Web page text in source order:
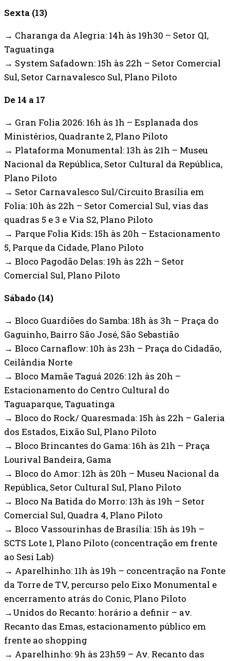
Sexta (13)
→ Charanga da Alegria: 14h às 19h30 – Setor QI,
Taguatinga
→ System Safadown: 15h às 22h – Setor Comercial
Sul, Setor Carnavalesco Sul, Plano Piloto
De 14 a 17
→ Gran Folia 2026: 16h às 1h – Esplanada dos
Ministérios, Quadrante 2, Plano Piloto
→ Plataforma Monumental: 13h às 21h – Museu
Nacional da República, Setor Cultural da República,
Plano Piloto
→ Setor Carnavalesco Sul/Circuito Brasília em
Folia: 10h às 22h – Setor Comercial Sul, vias das
quadras 5 e 3 e Via S2, Plano Piloto
→ Parque Folia Kids: 15h às 20h – Estacionamento
5, Parque da Cidade, Plano Piloto
→ Bloco Pagodão Delas: 19h às 22h – Setor
Comercial Sul, Plano Piloto
Sábado (14)
→ Bloco Guardiões do Samba: 18h às 3h – Praça do
Gaguinho, Bairro São José, São Sebastião
→ Bloco Carnaflow: 10h às 23h – Praça do Cidadão,
Ceilândia Norte
→ Bloco Mamãe Taguá 2026: 12h às 20h –
Estacionamento do Centro Cultural do
Taguaparque, Taguatinga
→ Bloco do Rock/ Quaresmada: 15h às 22h – Galeria
dos Estados, Eixão Sul, Plano Piloto
→ Bloco Brincantes do Gama: 16h às 21h – Praça
Lourival Bandeira, Gama
→ Bloco do Amor: 12h às 20h – Museu Nacional da
República, Setor Cultural Sul, Plano Piloto
→ Bloco Na Batida do Morro: 13h às 19h – Setor
Comercial Sul, Quadra 4, Plano Piloto
→ Bloco Vassourinhas de Brasília: 15h às 19h –
SCTS Lote 1, Plano Piloto (concentração em frente
ao Sesi Lab)
→ Aparelhinho: 11h às 19h – concentração na Fonte
da Torre de TV, percurso pelo Eixo Monumental e
encerramento atrás do Conic, Plano Piloto
→Unidos do Recanto: horário a definir – av.
Recanto das Emas, estacionamento público em
frente ao shopping
→ Aparelhinho: 9h às 23h59 – Av. Recanto das